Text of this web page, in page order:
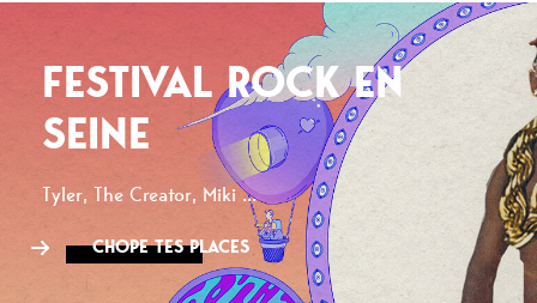
FESTIVAL ROCK EN
SEINE
Tyler, The Creator, Miki ...
CHOPE TES PLACES